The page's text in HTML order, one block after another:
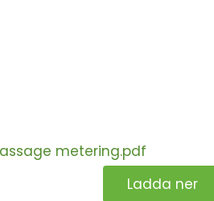
metering.pdf
Ladda ner